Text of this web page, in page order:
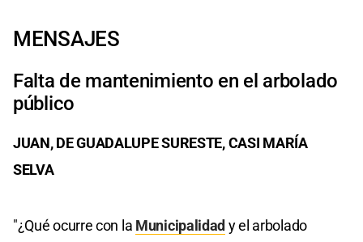
MENSAJES
Falta de mantenimiento en el arbolado
público
JUAN, DE GUADALUPE SURESTE, CASI MARÍA
SELVA
"¿Qué ocurre con la Municipalidady el arbolado